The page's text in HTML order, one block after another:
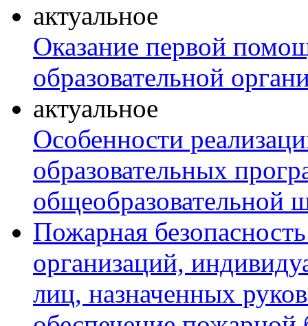
актуальное
Оказание первой
образовательной
актуальное
Особенности
образовательных
общеобразовательной
Пожарная
организаций,
лиц, назначенных